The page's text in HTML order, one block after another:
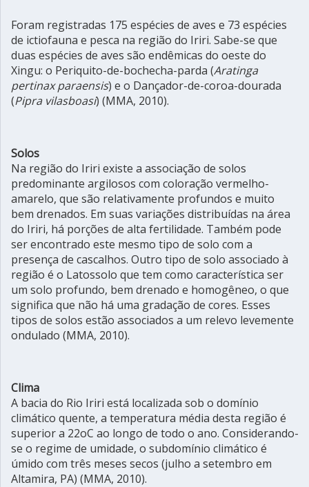
Foram registradas 175 espécies de aves e 73 espécies
de ictiofauna e pesca na região do Iriri. Sabe-se que
duas espécies de aves são endêmicas do oeste do
Xingu: o Periquito-de-bochecha-parda (Aratinga
pertinax paraensis) e o Dançador-de-coroa-dourada
(Pipra vilasboasi) (MMA, 2010).
Solos
Na região do Iriri existe a associação de solos
predominante argilosos com coloração vermelho-
amarelo, que são relativamente profundos e muito
bem drenados. Em suas variações distribuídas na área
do Iriri, há porções de alta fertilidade. Também pode
ser encontrado este mesmo tipo de solo com a
presença de cascalhos. Outro tipo de solo associado à
região é o Latossolo que tem como característica ser
um solo profundo, bem drenado e homogêneo, o que
significa que não há uma gradação de cores. Esses
tipos de solos estão associados a um relevo levemente
ondulado (MMA, 2010).
Clima
A bacia do Rio Iriri está localizada sob o domínio
climático quente, a temperatura média desta região é
superior a 22oC ao longo de todo o ano. Considerando-
se o regime de umidade, o subdomínio climático é
úmido com três meses secos (julho a setembro em
Altamira, PA) (MMA, 2010).